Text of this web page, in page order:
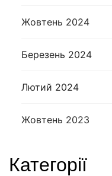
Жовтень 2024
Березень 2024
Лютий 2024
Жовтень 2023
Категорії